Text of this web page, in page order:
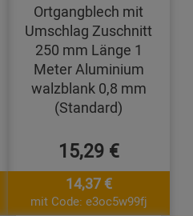
Ortgangblech mit
Umschlag Zuschnitt
250 mm Länge 1
Meter Aluminium
walzblank 0,8 mm
(Standard)
15,29 €
14,37 €
mit Code: e3oc5w99fj